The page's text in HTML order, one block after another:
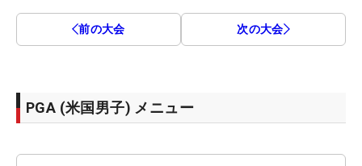
前の大会 次の大会
PGA (米国男子) メニュー